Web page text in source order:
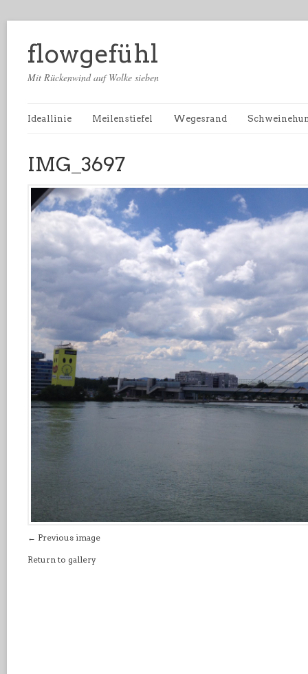
flowgefühl
Mit Rückenwind auf Wolke sieben
Ideallinie Meilenstiefel Wegesrand
IMG_3697
← Previous image
Return to gallery